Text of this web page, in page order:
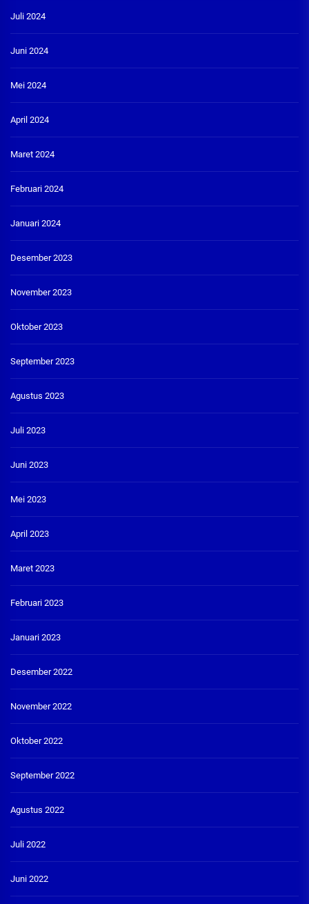
Juli 2024
Juni 2024
Mei 2024
April 2024
Maret 2024
Februari 2024
Januari 2024
Desember 2023
November 2023
Oktober 2023
September 2023
Agustus 2023
Juli 2023
Juni 2023
Mei 2023
April 2023
Maret 2023
Februari 2023
Januari 2023
Desember 2022
November 2022
Oktober 2022
September 2022
Agustus 2022
Juli 2022
Juni 2022